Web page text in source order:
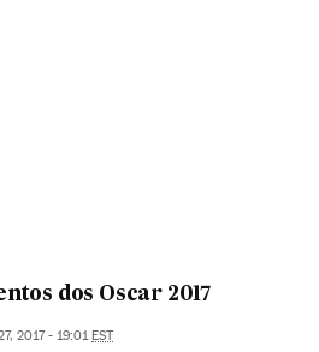
dos Oscar 2017
2017 - 19:01EST